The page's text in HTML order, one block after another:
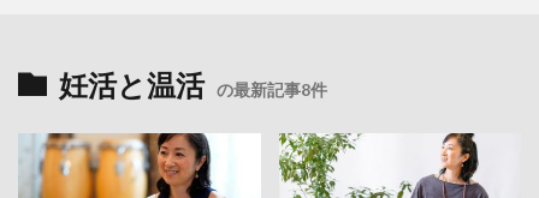
妊活と温活 の最新記事8件